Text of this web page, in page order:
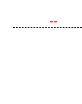
--